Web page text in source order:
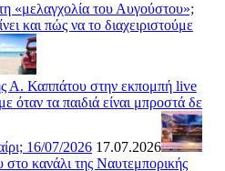
«μελαγχολία του Αυγούστου»;
και πώς να το διαχειριστούμε
Α. Καππάτου στην εκπομπή live
όταν τα παιδιά είναι μπροστά δε
16/07/2026 17.07.2026
κανάλι της Ναυτεμπορικής